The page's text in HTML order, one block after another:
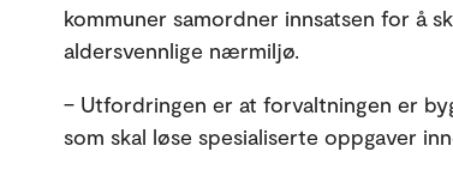
kommuner samordner innsatsen for å
aldersvennlige nærmiljø.
– Utfordringen er at forvaltningen er
som skal løse spesialiserte oppgaver